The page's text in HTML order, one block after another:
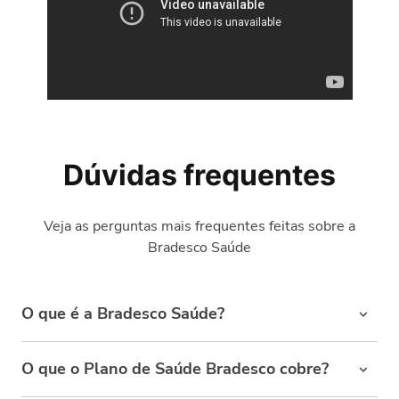
Dúvidas frequentes
Veja as perguntas mais frequentes feitas sobre a
Bradesco Saúde
O que é a Bradesco Saúde?
mais requisitadas quando o assunto é satisfação em
O que o Plano de Saúde Bradesco cobre?